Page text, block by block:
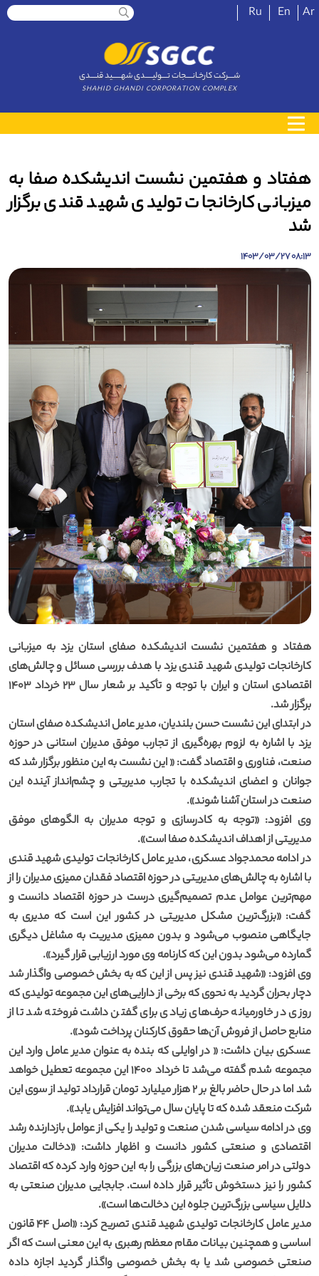
Ar
En
Ru
شــــرکت کارخـانــــجات تــــولیـــــدی شهــــــید قنــــدی
SHAHID GHANDI CORPORATION COMPLEX
هفتاد و هفتمین نشست اندیشکده صفا به
میزبانی کارخانجات تولیدی شهید قندی برگزار
شد
08:13 1403/03/27
هفتاد و هفتمین نشست اندیشکده صفای استان یزد به میزبانی
کارخانجات تولیدی شهید قندی یزد با هدف بررسی مسائل و چالش‌های
اقتصادی استان و ایران با توجه و تأکید بر شعار سال ۲۳ خرداد ۱۴۰۳
برگزار شد.
در ابتدای این نشست حسن بلندیان، مدیر عامل اندیشکده صفای استان
یزد با اشاره به لزوم بهره‌گیری از تجارب موفق مدیران استانی در حوزه
صنعت، فناوری و اقتصاد گفت: « این نشست به این منظور برگزار شد که
جوانان و اعضای اندیشکده با تجارب مدیریتی و چشم‌انداز آینده این
صنعت در استان آشنا شوند».
وی افزود: «توجه به کادرسازی و توجه مدیران به الگوهای موفق
مدیریتی از اهداف اندیشکده صفا است».
در ادامه محمدجواد عسکری، مدیر عامل کارخانجات تولیدی شهید قندی
با اشاره به چالش‌های مدیریتی در حوزه اقتصاد فقدان ممیزی مدیران را از
مهم‌ترین عوامل عدم تصمیم‌گیری درست در حوزه اقتصاد دانست و
گفت: «بزرگ‌ترین مشکل مدیریتی در کشور این است که مدیری به
جایگاهی منصوب می‌شود و بدون ممیزی مدیریت به مشاغل دیگری
گمارده می‌شود بدون این که کارنامه وی مورد ارزیابی قرار گیرد».
وی افزود: «شهید قندی نیز پس از این که به بخش خصوصی واگذار شد
دچار بحران گردید به نحوی که برخی از دارایی‌های این مجموعه تولیدی که
روزی در خاورمیانه حرف‌های زیادی برای گفتن داشت فروخته شد تا از
منابع حاصل از فروش آن‌ها حقوق کارکنان پرداخت شود».
عسکری بیان داشت: « در اوایلی که بنده به عنوان مدیر عامل وارد این
مجموعه شدم گفته می‌شد تا خرداد ۱۴۰۰ این مجموعه تعطیل خواهد
شد اما در حال حاضر بالغ بر ۲ هزار میلیارد تومان قرارداد تولید از سوی این
شرکت منعقد شده که تا پایان سال می‌تواند افزایش یابد».
وی در ادامه سیاسی شدن صنعت و تولید را یکی از عوامل بازدارنده رشد
اقتصادی و صنعتی کشور دانست و اظهار داشت: «دخالت مدیران
دولتی در امر صنعت زیان‌های بزرگی را به این حوزه وارد کرده که اقتصاد
کشور را نیز دستخوش تأثیر قرار داده است. جابجایی مدیران صنعتی به
دلایل سیاسی بزرگ‌ترین جلوه این دخالت‌ها است».
مدیر عامل کارخانجات تولیدی شهید قندی تصریح کرد: «اصل ۴۴ قانون
اساسی و همچنین بیانات مقام معظم رهبری به این معنی است که اگر
صنعتی خصوصی شد یا به بخش خصوصی واگذار گردید اجازه داده